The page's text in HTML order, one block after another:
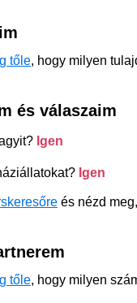
tőle, hogy milyen
és válaszaim
Igen
Igen
és nézd
tőle, hogy milyen